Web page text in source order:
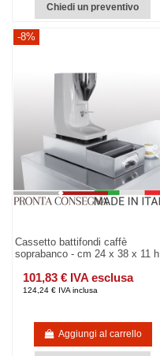
Chiedi un preventivo
-8%
Cassetto battifondi caffè
soprabanco - cm 24 x 38 x 11 h
101,83 € IVA esclusa
124,24 € IVA inclusa
Aggiungi al carrello